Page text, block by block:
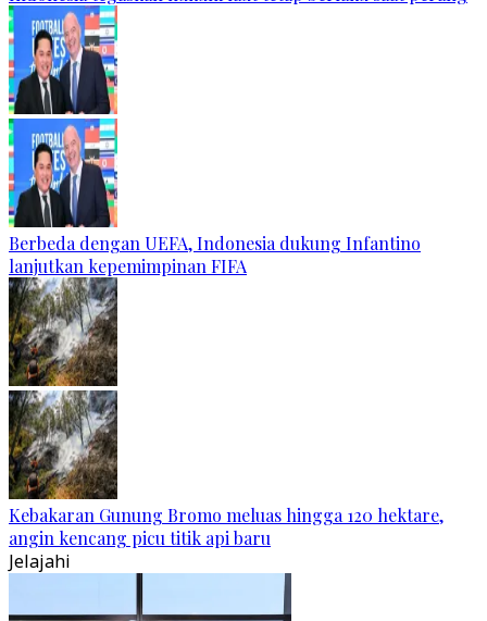
Berbeda dengan UEFA, Indonesia dukung Infantino
lanjutkan kepemimpinan FIFA
Kebakaran Gunung Bromo meluas hingga 120 hektare,
angin kencang picu titik api baru
Jelajahi